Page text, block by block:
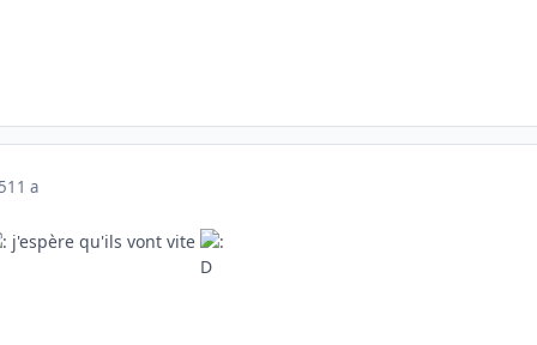
11 a
j'espère qu'ils vont vite